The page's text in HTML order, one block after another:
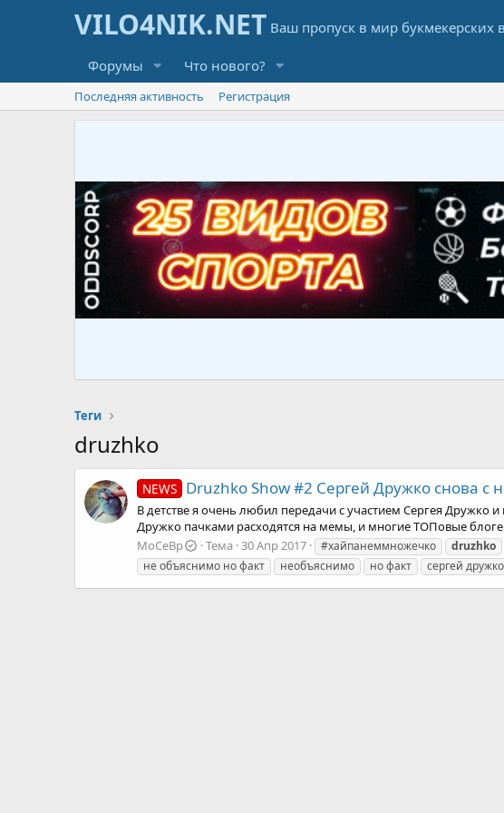
Форумы Что нового?
Последняя активность Регистрация
Теги
druzhko
NEWS Druzhko Show #2 Сергей Дружко снова с
В детстве я очень любил передачи с участием Сергея Дружко
Дружко пачками расходятся на мемы, и многие ТОПовые
MoCeBp
Тема 30 Апр 2017 #хайпанеммножечко druzhko
не объяснимо но факт
необъяснимо но факт сергей дружко